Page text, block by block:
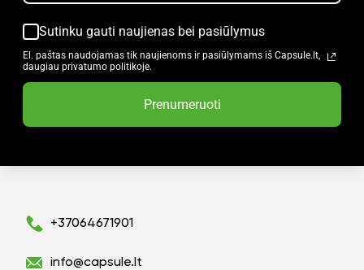
Sutinku gauti naujienas bei pasiūlymus
El. paštas naudojamas tik naujienoms ir pasiūlymams iš Capsule.lt,
daugiau privatumo politikoje.
Prenumeruoti
+37064671901
info@capsule.lt